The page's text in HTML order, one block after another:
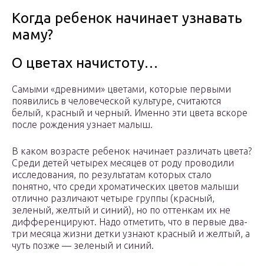
Когда ребенок начинает узнавать
маму?
О цветах начистоту…
Самыми «древними» цветами, которые первыми
появились в человеческой культуре, считаются
белый, красный и черный. Именно эти цвета вскоре
после рождения узнает малыш.
В каком возрасте ребенок начинает различать цвета?
Среди детей четырех месяцев от роду проводили
исследования, по результатам которых стало
понятно, что среди хроматических цветов малыши
отлично различают четыре группы (красный,
зеленый, желтый и синий), но по оттенкам их не
дифференцируют. Надо отметить, что в первые два-
три месяца жизни детки узнают красный и желтый, а
чуть позже — зеленый и синий.